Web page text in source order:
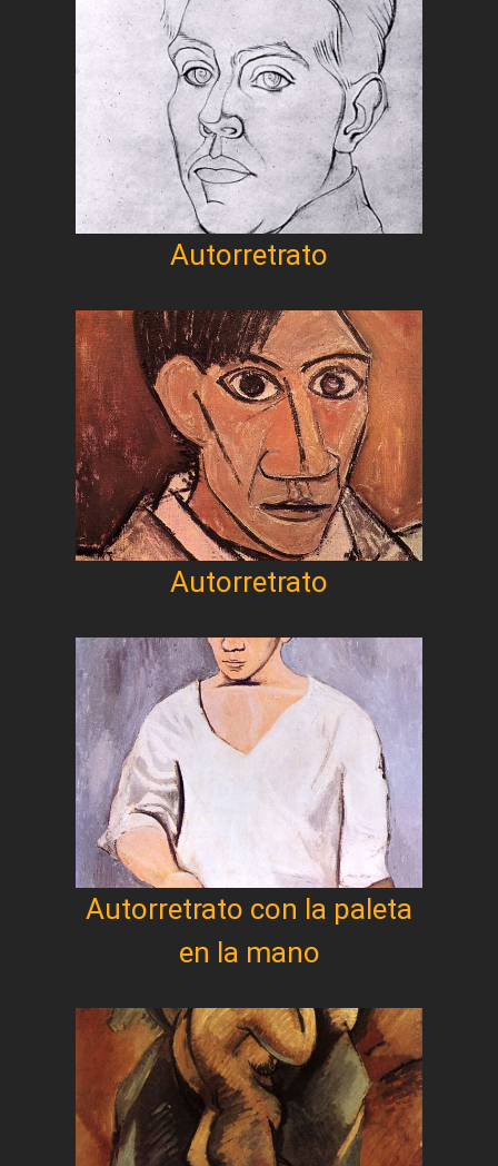
Autorretrato
Autorretrato
Autorretrato con la paleta
en la mano